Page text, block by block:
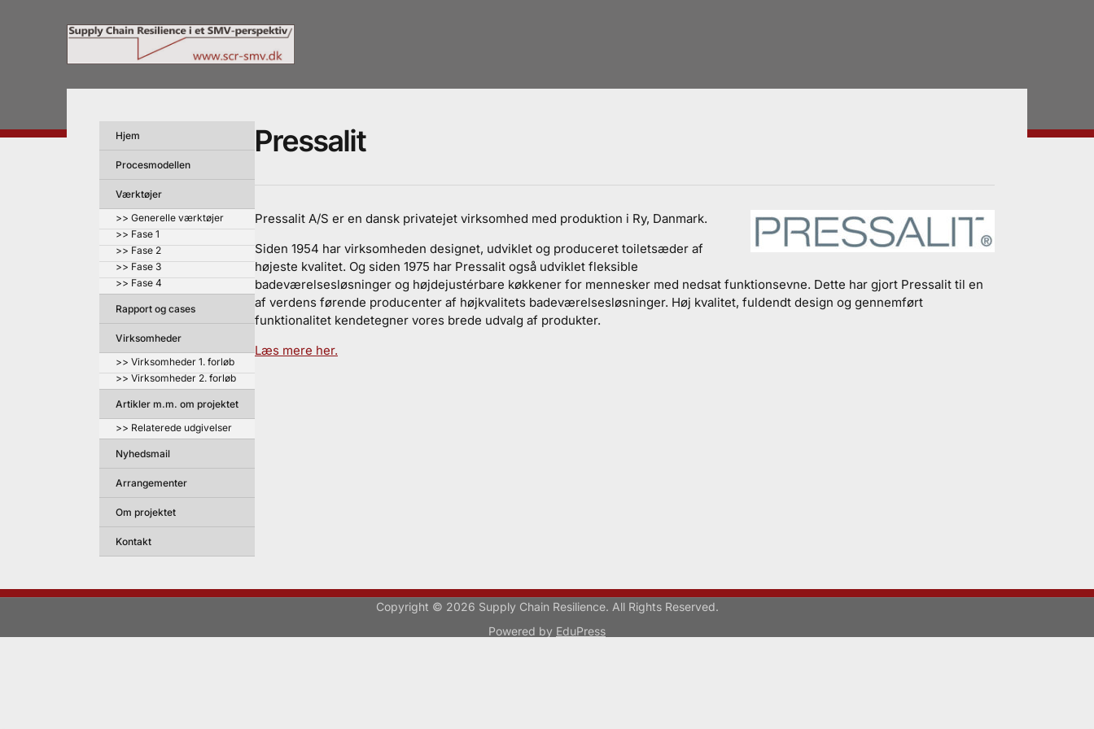
Pressalit
Pressalit A/S er en dansk privatejet virksomhed med produktion i Ry, Danmark.
Siden 1954 har virksomheden designet, udviklet og produceret toiletsæder af
højeste kvalitet. Og siden 1975 har Pressalit også udviklet fleksible
badeværelsesløsninger og højdejustérbare køkkener for mennesker med nedsat funktionsevne. Dette har gjort Pressalit til en
af verdens førende producenter af højkvalitets badeværelsesløsninger. Høj kvalitet, fuldendt design og gennemført
funktionalitet kendetegner vores brede udvalg af produkter.
Læs mere her.
Hjem
Procesmodellen
Værktøjer
>> Generelle værktøjer
>> Fase 1
>> Fase 2
>> Fase 3
>> Fase 4
Rapport og cases
Virksomheder
>> Virksomheder 1. forløb
>> Virksomheder 2. forløb
Artikler m.m. om projektet
>> Relaterede udgivelser
Nyhedsmail
Arrangementer
Om projektet
Kontakt
Copyright © 2026 Supply Chain Resilience. All Rights Reserved.
Powered by EduPress